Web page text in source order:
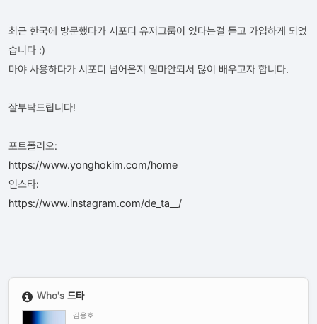
최근 한국에 방문했다가 시포디 유저그룹이 있다는걸 듣고 가입하게 되었
습니다 :)
마야 사용하다가 시포디 넘어온지 얼마안되서 많이 배우고자 합니다.
잘부탁드립니다!
포트폴리오:
https://www.yonghokim.com/home
인스타:
https://www.instagram.com/de_ta__/
Who's드타
김용호